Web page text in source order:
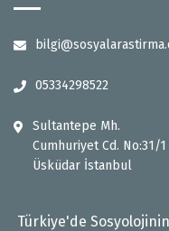
05334298522
Sultantepe Mh.
Cumhuriyet Cd. No:31/1
Üsküdar İstanbul
Türkiye'de